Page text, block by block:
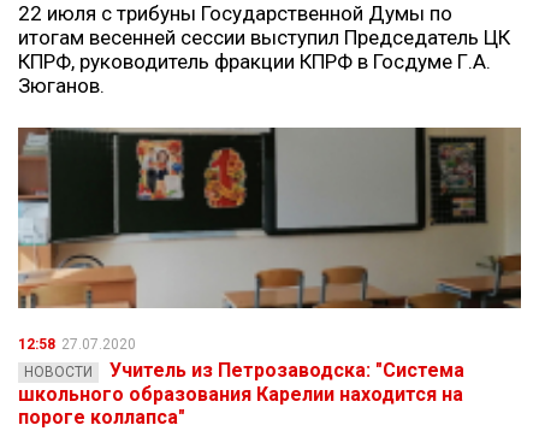
22 июля с трибуны Государственной Думы по
итогам весенней сессии выступил Председатель ЦК
КПРФ, руководитель фракции КПРФ в Госдуме Г.А.
Зюганов.
12:58 27.07.2020
НОВОСТИ
Учитель из Петрозаводска: "Система
школьного образования Карелии находится на
пороге коллапса"